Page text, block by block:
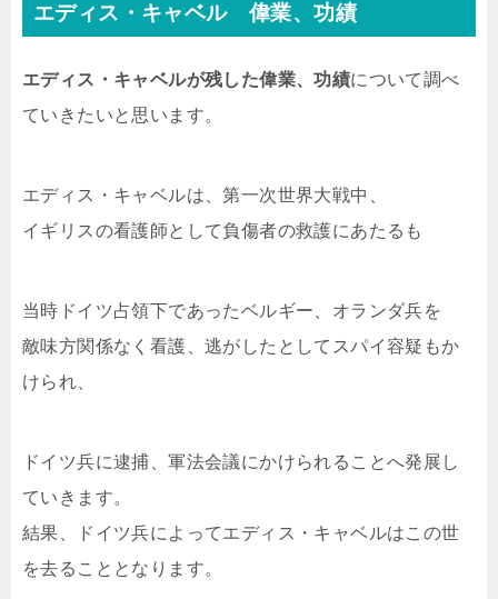
エディス・キャベル 偉業、功績
エディス・キャベルが残した偉業、功績について調べ
ていきたいと思います。
エディス・キャベルは、第一次世界大戦中、
イギリスの看護師として負傷者の救護にあたるも
当時ドイツ占領下であったベルギー、オランダ兵を
敵味方関係なく看護、逃がしたとしてスパイ容疑もか
けられ、
ドイツ兵に逮捕、軍法会議にかけられることへ発展し
ていきます。
結果、ドイツ兵によってエディス・キャベルはこの世
を去ることとなります。